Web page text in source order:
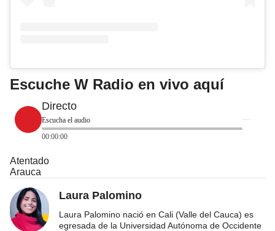
Escuche W Radio en vivo aquí
Directo
Escucha el audio
00:00:00
Atentado
Arauca
Laura Palomino
Laura Palomino nació en Cali (Valle del Cauca) es
egresada de la Universidad Autónoma de Occidente